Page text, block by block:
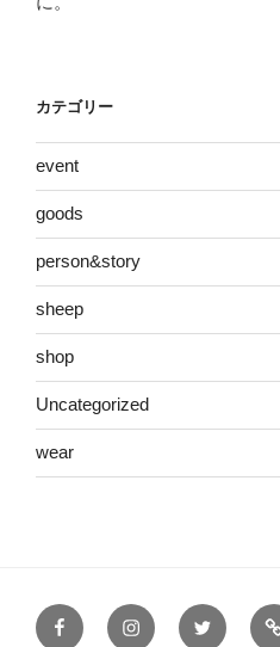
カテゴリー
event
goods
person&story
sheep
shop
Uncategorized
wear
FacebookInstagramTwitter